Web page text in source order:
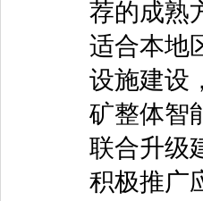
荐的成熟
适合本地
设施建设
矿整体智
联合升级
积极推广